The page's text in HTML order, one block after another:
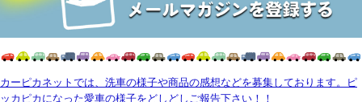
カーピカネットでは、洗車の様子や商品の感想などを募集しております。ピ
ッカピカになった愛車の様子をどしどしご報告下さい！！